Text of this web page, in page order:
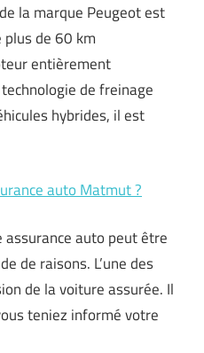
la marque Peugeot est
plus de 60 km
entièrement
de freinage
hybrides, il est
auto Matmut ?
assurance auto peut être
de raisons. L’une des
de la voiture assurée. Il
teniez informé votre